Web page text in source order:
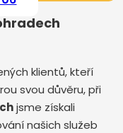
klientů, kteří
svou důvěru, při
jsme získali
našich služeb